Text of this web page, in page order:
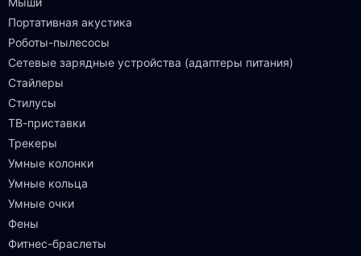
Портативная акустика
Роботы-пылесосы
Сетевые зарядные устройства (адаптеры питания)
Стайлеры
Стилусы
ТВ-приставки
Трекеры
Умные колонки
Умные кольца
Умные очки
Фены
Фитнес-браслеты